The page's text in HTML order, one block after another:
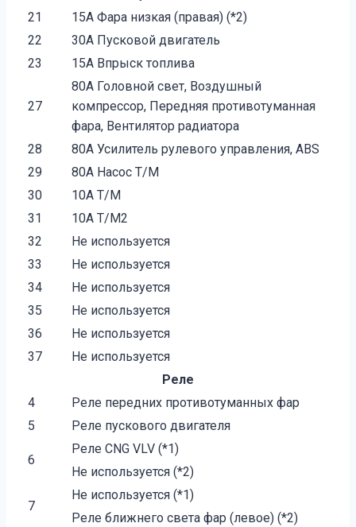
21
15A Фара низкая (правая) (*2)
22
30A Пусковой двигатель
23
15A Впрыск топлива
27
80A Головной свет, Воздушный
компрессор, Передняя противотуманная
фара, Вентилятор радиатора
28
80A Усилитель рулевого управления, ABS
29
80A Насос Т/М
30
10A Т/М
31
10A T/M2
32
Не используется
33
Не используется
34
Не используется
35
Не используется
36
Не используется
37
Не используется
Реле
4
Реле передних противотуманных фар
5
Реле пускового двигателя
6
Реле CNG VLV (*1)
Не используется (*2)
7
Не используется (*1)
Реле ближнего света фар (левое) (*2)